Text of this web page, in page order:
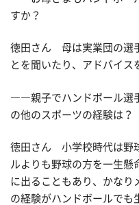
すか？
徳田さん 母は実業団の選
とを聞いたり、アドバイス
――親子でハンドボール選
の他のスポーツの経験は？
徳田さん 小学校時代は野
ルよりも野球の方を一生懸
に出ることもあり、かなり
の経験がハンドボールでも